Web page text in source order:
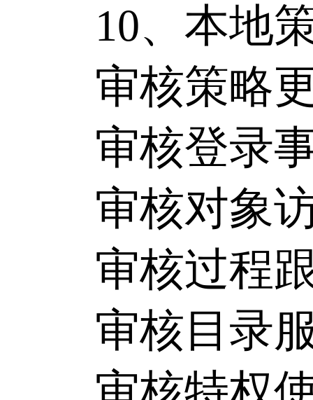
10、本地
审核策略更
审核登录事
审核对象访
审核过程跟
审核目录服